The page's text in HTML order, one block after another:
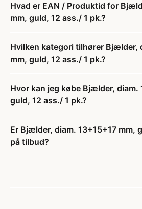
Hvad er EAN / Produktid for
mm, guld, 12 ass./ 1 pk.?
Hvilken kategori tilhører Bjælder,
mm, guld, 12 ass./ 1 pk.?
Hvor kan jeg købe Bjælder, diam.
guld, 12 ass./ 1 pk.?
Er Bjælder, diam. 13+15+17 mm,
på tilbud?